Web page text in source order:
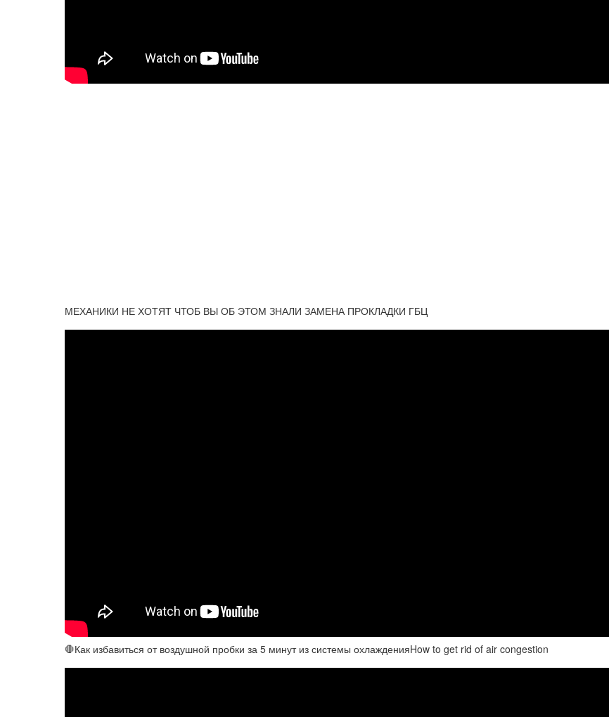
МЕХАНИКИ НЕ ХОТЯТ ЧТОБ ВЫ ОБ ЭТОМ ЗНАЛИ ЗАМЕНА ПРОКЛАДКИ ГБЦ
🛑Как избавиться от воздушной пробки за 5 минут из системы охлажденияHow to get rid of air congestion